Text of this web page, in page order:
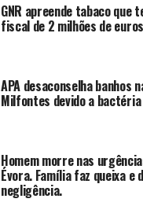
GNR apreende tabaco que
fiscal de 2 milhões de
APA desaconselha banhos
Milfontes devido a bactéria
Homem morre nas
Évora. Família faz queixa e
negligência.